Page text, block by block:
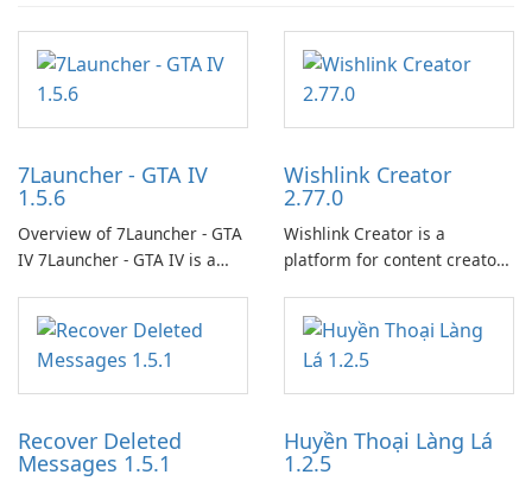
7Launcher - GTA IV
1.5.6
Overview of 7Launcher - GTA
IV 7Launcher - GTA IV is a
application designed to
optimize the gaming
experience for Grand Theft
Auto IV.
Wishlink Creator
2.77.0
Wishlink Creator is a
platform for content creators
work through built-in brand
partnerships and integrated
tools for content distribution
and audience engagement.
Recover Deleted
Messages 1.5.1
Huyền Thoại Làng Lá
1.2.5